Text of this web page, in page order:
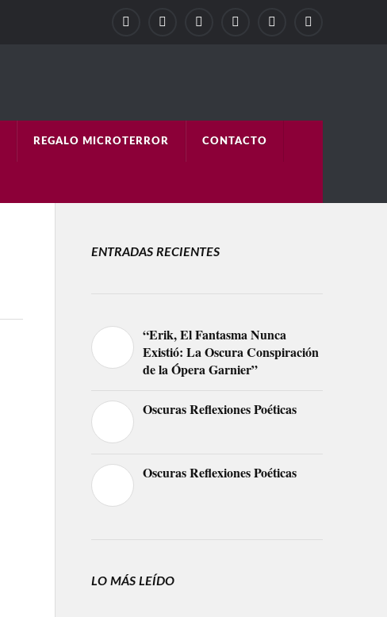
REGALO MICROTERROR CONTACTO
ENTRADAS RECIENTES
“Erik, El Fantasma Nunca
Existió: La Oscura Conspiración
de la Ópera Garnier”
Oscuras Reflexiones Poéticas
Oscuras Reflexiones Poéticas
LO MÁS LEÍDO